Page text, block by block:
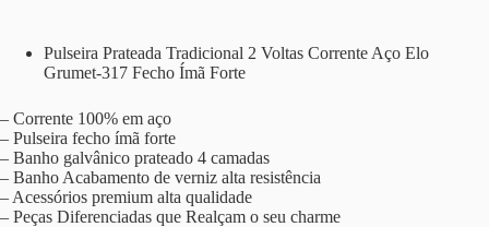
Pulseira Prateada Tradicional 2 Voltas Corrente Aço Elo
Grumet-317 Fecho Ímã Forte
– Corrente 100% em aço
– Pulseira fecho ímã forte
– Banho galvânico prateado 4 camadas
– Banho Acabamento de verniz alta resistência
– Acessórios premium alta qualidade
– Peças Diferenciadas que Realçam o seu charme